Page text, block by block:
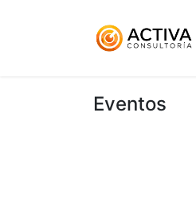
Eventos